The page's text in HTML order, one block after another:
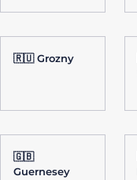
🇷🇺 Grozny
🇬🇧
Guernesey